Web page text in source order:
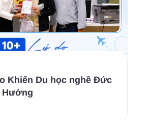
Khiến Du học nghề Đức
Hướng